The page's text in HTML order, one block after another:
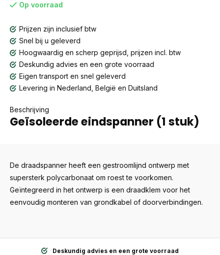
Op voorraad
Prijzen zijn inclusief btw
Snel bij u geleverd
Hoogwaardig en scherp geprijsd, prijzen incl. btw
Deskundig advies en een grote voorraad
Eigen transport en snel geleverd
Levering in Nederland, België en Duitsland
Beschrijving
Geïsoleerde eindspanner (1 stuk)
De draadspanner heeft een gestroomlijnd ontwerp met
supersterk polycarbonaat om roest te voorkomen.
Geïntegreerd in het ontwerp is een draadklem voor het
eenvoudig monteren van grondkabel of doorverbindingen.
Deskundig advies en een grote voorraad